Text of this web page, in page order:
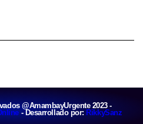
@AmambayUrgente 2023 -
- Desarrollado por: RikkySanz